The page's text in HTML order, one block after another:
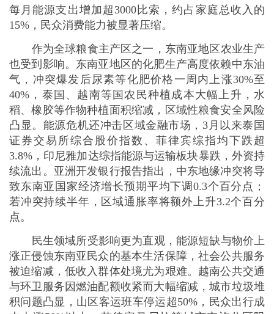
若冲突持续半年，区域通胀率将额外上升3.2个百分
点。
民生领域所受影响更为直观，能源短缺与物价上
涨正侵蚀东南亚民众的基本生活保障，社会公共服务
被迫缩减，低收入群体处境尤为艰难。越南公共交通
与环卫服务因燃油配额收紧而大幅缩减，城市垃圾堆
积问题凸显，山区客运班车停运超50%，民众出行成
本上涨50%以上。菲律宾马尼拉等城市实施分区限
电，每日限电1小时至2小时，家庭与小型商户生产生
活受严重影响，政府燃油补贴覆盖范围有限，不少出
租车司机收入下降超40%。印尼家庭燃气价格上涨
70%，部分偏远岛屿燃气供应出现中断，民众被迫改
用木柴做饭。马来西亚东马偏远村落燃油价格较西海
岸高出1倍，学生通勤、渔民出海、小农生产均受严
重影响。
措，力图缓解冲击、重构区域能源安全体系。短期来
看，各国优先保障民生与核心产业能源供给，实施价
格管制与补贴，同时积极拓宽进口渠道。例如，越南
取消燃油进口关税，向日本、韩国、澳大利亚紧急求
援，并增加从俄罗斯、西非的原油进口；菲律宾启动
战略储备，向国际能源署申请紧急石油调配，与印